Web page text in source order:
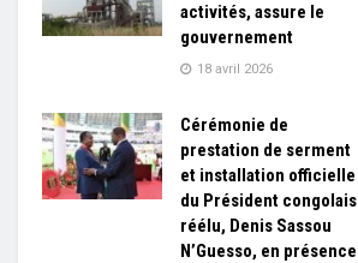
activités, assure le
gouvernement
18 avril 2026
Cérémonie de
prestation de serment
et installation officielle
du Président congolais
réélu, Denis Sassou
N’Guesso, en présence